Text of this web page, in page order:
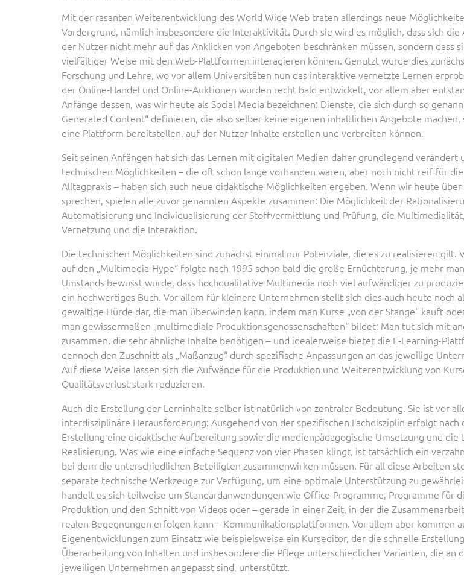
Mit der rasanten Weiterentwicklung des World Wide Web traten allerdings neue
Vordergrund, nämlich insbesondere die Interaktivität. Durch sie wird es möglich, dass sich
der Nutzer nicht mehr auf das Anklicken von Angeboten beschränken müssen, sondern dass
vielfältiger Weise mit den Web-Plattformen interagieren können. Genutzt wurde dies
Forschung und Lehre, wo vor allem Universitäten nun das interaktive vernetzte Lernen
der Online-Handel und Online-Auktionen wurden recht bald entwickelt, vor allem aber
Anfänge dessen, was wir heute als Social Media bezeichnen: Dienste, die sich durch so
Generated Content“ definieren, die also selber keine eigenen inhaltlichen Angebote machen,
eine Plattform bereitstellen, auf der Nutzer Inhalte erstellen und verbreiten können.
Seit seinen Anfängen hat sich das Lernen mit digitalen Medien daher grundlegend verändert
technischen Möglichkeiten – die oft schon lange vorhanden waren, aber noch nicht reif für die
Alltagpraxis – haben sich auch neue didaktische Möglichkeiten ergeben. Wenn wir heute über
sprechen, spielen alle zuvor genannten Aspekte zusammen: Die Möglichkeit der
Automatisierung und Individualisierung der Stoffvermittlung und Prüfung, die
Vernetzung und die Interaktion.
Die technischen Möglichkeiten sind zunächst einmal nur Potenziale, die es zu realisieren gilt.
auf den „Multimedia-Hype“ folgte nach 1995 schon bald die große Ernüchterung, je mehr
Umstands bewusst wurde, dass hochqualitative Multimedia noch viel aufwändiger zu
ein hochwertiges Buch. Vor allem für kleinere Unternehmen stellt sich dies auch heute noch
gewaltige Hürde dar, die man überwinden kann, indem man Kurse „von der Stange“ kauft
man gewissermaßen „multimediale Produktionsgenossenschaften“ bildet: Man tut sich mit
zusammen, die sehr ähnliche Inhalte benötigen – und idealerweise bietet die E-Learning-
dennoch den Zuschnitt als „Maßanzug“ durch spezifische Anpassungen an das jeweilige
Auf diese Weise lassen sich die Aufwände für die Produktion und Weiterentwicklung von
Qualitätsverlust stark reduzieren.
Auch die Erstellung der Lerninhalte selber ist natürlich von zentraler Bedeutung. Sie ist vor
interdisziplinäre Herausforderung: Ausgehend von der spezifischen Fachdisziplin erfolgt nach
Erstellung eine didaktische Aufbereitung sowie die medienpädagogische Umsetzung und die
Realisierung. Was wie eine einfache Sequenz von vier Phasen klingt, ist tatsächlich ein
bei dem die unterschiedlichen Beteiligten zusammenwirken müssen. Für all diese Arbeiten
separate technische Werkzeuge zur Verfügung, um eine optimale Unterstützung zu
handelt es sich teilweise um Standardanwendungen wie Office-Programme, Programme für
Produktion und den Schnitt von Videos oder – gerade in einer Zeit, in der die
realen Begegnungen erfolgen kann – Kommunikationsplattformen. Vor allem aber kommen
Eigenentwicklungen zum Einsatz wie beispielsweise ein Kurseditor, der die schnelle
Überarbeitung von Inhalten und insbesondere die Pflege unterschiedlicher Varianten, die an
jeweiligen Unternehmen angepasst sind, unterstützt.